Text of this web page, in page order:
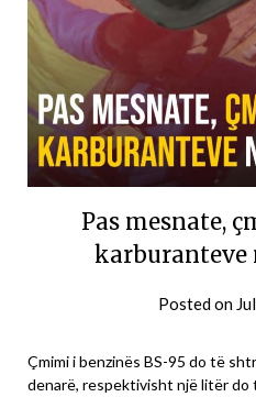
Pas mesnate,
karburanteve
Posted on
Çmimi i benzinës BS-95 do të
denarë, respektivisht një litër do